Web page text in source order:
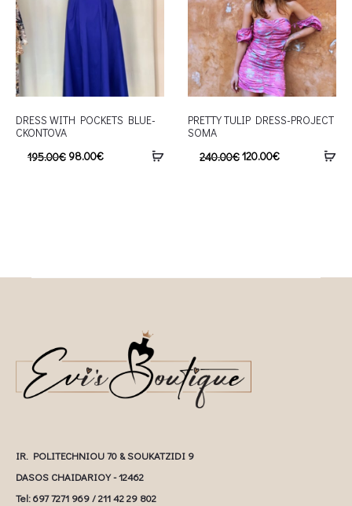
DRESS WITH POCKETS BLUE-
CKONTOVA
195.00€ 98.00€
PRETTY TULIP DRESS-PROJECT
SOMA
240.00€120.00€
IR. POLITECHNIOU 70 & SOUKATZIDI 9
DASOS CHAIDARIOY - 12462
Tel: 697 7271 969 / 211 42 29 802